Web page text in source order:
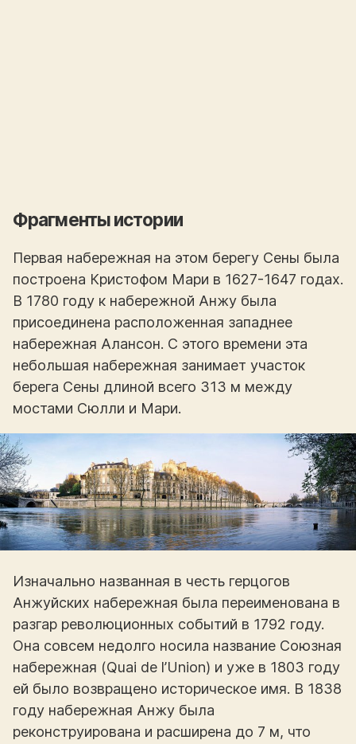
Фрагменты истории
Первая набережная на этом берегу Сены была
построена Кристофом Мари в 1627-1647 годах.
В 1780 году к набережной Анжу была
присоединена расположенная западнее
набережная Алансон. С этого времени эта
небольшая набережная занимает участок
берега Сены длиной всего 313 м между
мостами Сюлли и Мари.
Изначально названная в честь герцогов
Анжуйских набережная была переименована в
разгар революционных событий в 1792 году.
Она совсем недолго носила название Союзная
набережная (Quai de l’Union) и уже в 1803 году
ей было возвращено историческое имя. В 1838
году набережная Анжу была
реконструирована и расширена до 7 м, что